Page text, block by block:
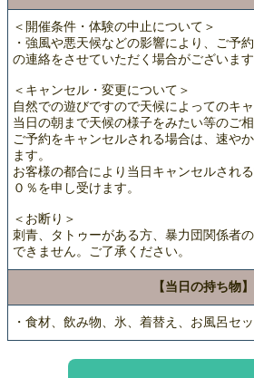
＜開催条件・体験の中止について＞
・強風や悪天候などの影響により、ご予
の連絡をさせていただく場合がございま
＜キャンセル・変更について＞
自然での遊びですので天候によってのキ
当日の朝まで天候の様子をみたい等のご相
ご予約をキャンセルされる場合は、速や
ます。
お客様の都合により当日キャンセルされ
０％を申し受けます。
＜お断り＞
刺青、タトゥーがある方、暴力団関係者
できません。ご了承ください。
【当日の持ち物】
・食材、飲み物、氷、着替え、お風呂セッ